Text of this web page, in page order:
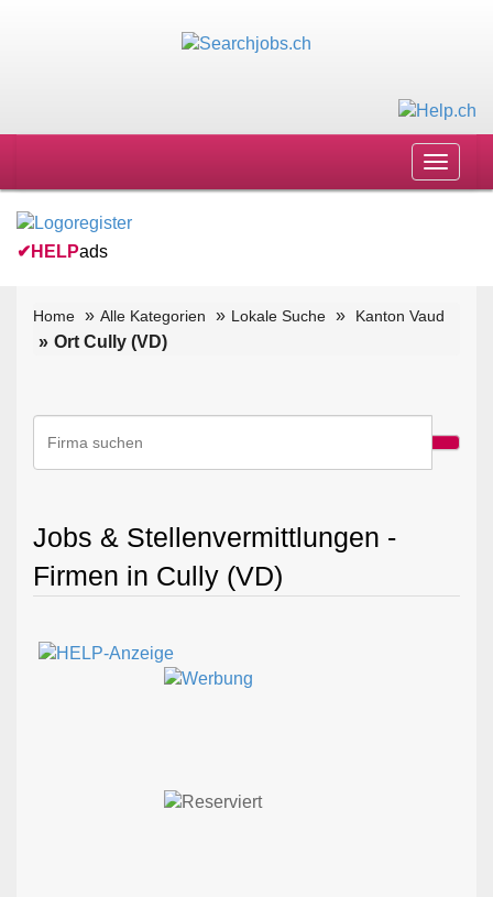
Toggle
✔ HELPads
Home Alle Kategorien Lokale Suche Kanton Vaud
Ort Cully (VD)
Jobs & Stellenvermittlungen -
Firmen in Cully (VD)